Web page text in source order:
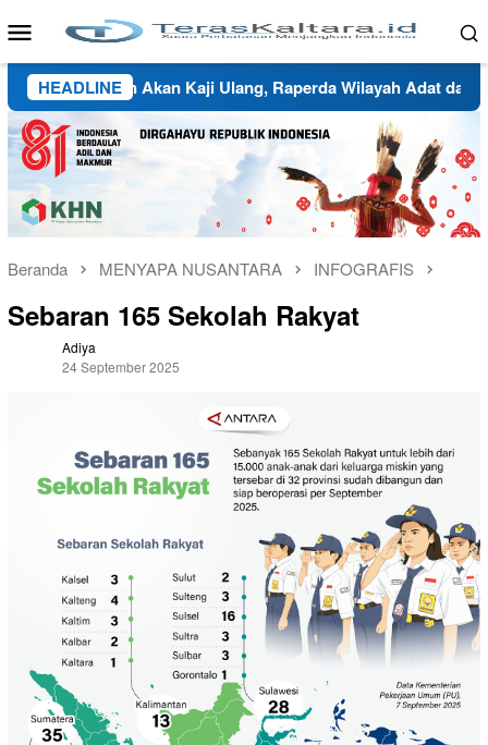
ke
Menu
Mobile
HEADLINE
Valid dan Akan Kaji Ulang, Raperda Wilayah Adat dan Tata
Beranda MENYAPA NUSANTARA INFOGRAFIS
Sebaran 165 Sekolah Rakyat
Adiya
24 September 2025